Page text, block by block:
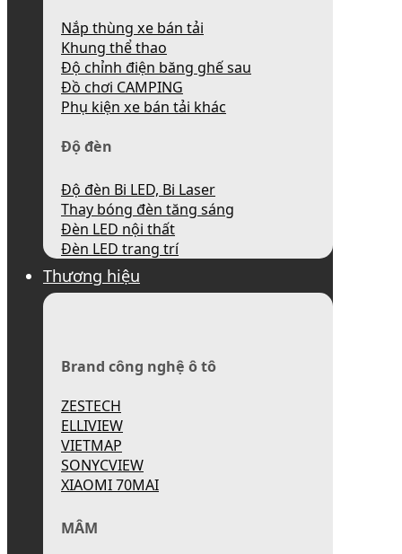
Nắp thùng xe bán tải
Khung thể thao
Độ chỉnh điện băng ghế sau
Đồ chơi CAMPING
Phụ kiện xe bán tải khác
Độ đèn
Độ đèn Bi LED, Bi Laser
Thay bóng đèn tăng sáng
Đèn LED nội thất
Đèn LED trang trí
Thương hiệu
Brand công nghệ ô tô
ZESTECH
ELLIVIEW
VIETMAP
SONYCVIEW
XIAOMI 70MAI
MÂM